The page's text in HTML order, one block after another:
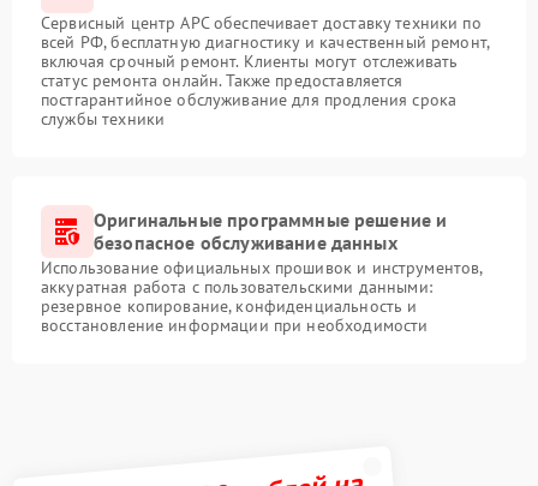
Сервисный центр APC обеспечивает доставку техники по
всей РФ, бесплатную диагностику и качественный ремонт,
включая срочный ремонт. Клиенты могут отслеживать
статус ремонта онлайн. Также предоставляется
постгарантийное обслуживание для продления срока
службы техники
Оригинальные программные решение и
безопасное обслуживание данных
Использование официальных прошивок и инструментов,
аккуратная работа с пользовательскими данными:
резервное копирование, конфиденциальность и
восстановление информации при необходимости